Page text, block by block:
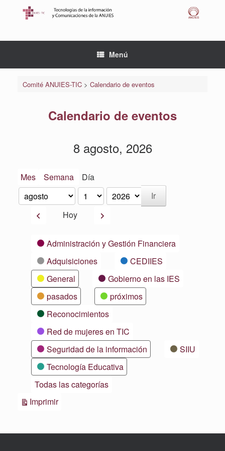
Menú
Comité ANUIES-TIC> Calendario de eventos
Calendario de eventos
8 agosto, 2026
Mes Semana Día
Mes
Día
Año
AnteriorHoy Siguiente
CategoríasAdministración y Gestión Financiera
Adquisiciones
CEDIIES
General
Gobierno en las IES
pasados
próximos
Reconocimientos
Red de mujeres en TIC
Seguridad de la información
SIIU
Tecnología Educativa
Todas las categorías
ImprimirVistas